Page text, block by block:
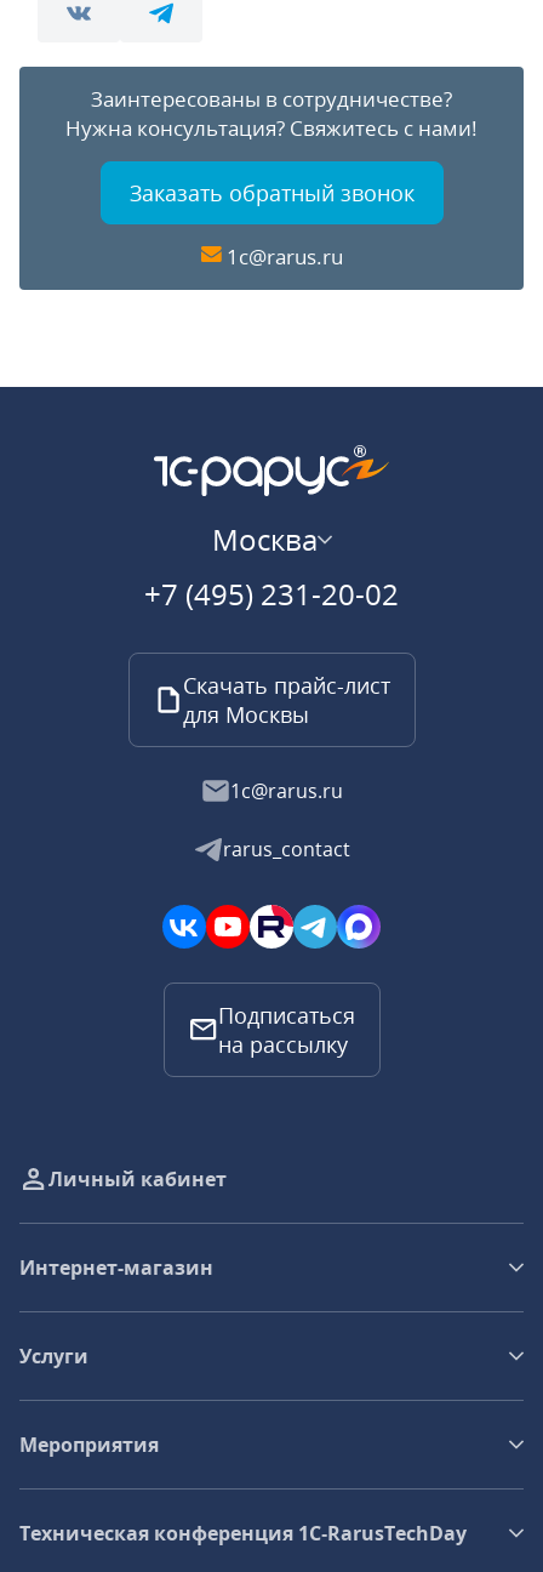
Заинтересованы в сотрудничестве?
Нужна консультация? Свяжитесь с нами!
Заказать обратный звонок
1c@rarus.ru
Москва
+7 (495) 231-20-02
Скачать прайс-лист
для Москвы
1c@rarus.ru
rarus_contact
Подписаться
на рассылку
Личный кабинет
Интернет-магазин
Услуги
Мероприятия
Техническая конференция 1C‑RarusTechDay